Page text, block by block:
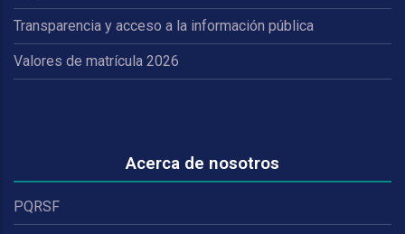
Transparencia y acceso a la información pública
Valores de matrícula 2026
Acerca de nosotros
PQRSF